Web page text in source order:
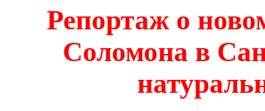
Репортаж о
Соломона в